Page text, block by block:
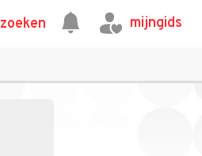
zoeken mijngids